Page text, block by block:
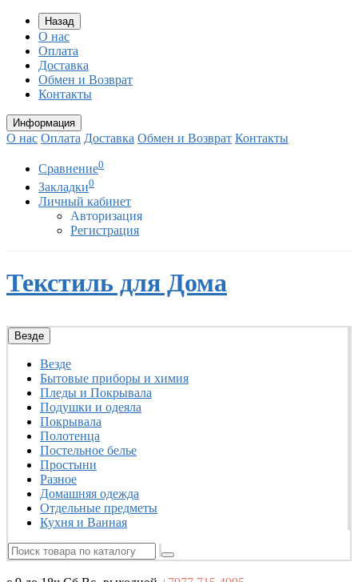
Назад
О нас
Оплата
Доставка
Обмен и Возврат
Контакты
Информация
О нас Оплата Доставка Обмен и Возврат Контакты
Сравнение0
Закладки0
Личный кабинет
Авторизация
Регистрация
Текстиль для Дома
Везде
Везде
Бытовые приборы и химия
Пледы и Покрывала
Подушки и одеяла
Покрывала
Полотенца
Постельное белье
Простыни
Разное
Домашняя одежда
Отдельные предметы
Кухня и Ванная